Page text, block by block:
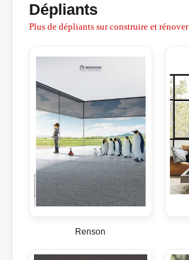
Dépliants
Plus de dépliants sur construire et rénover
Renson